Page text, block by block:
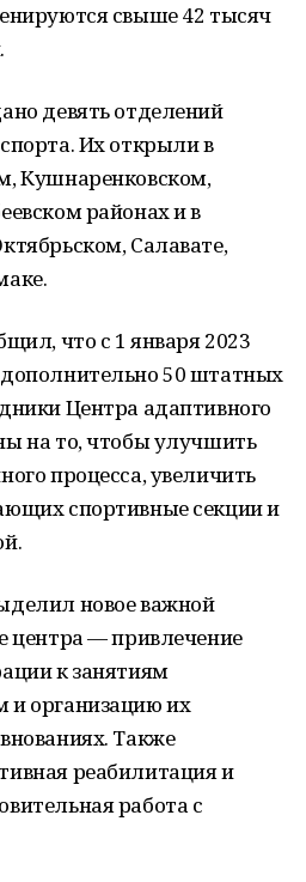
свыше 42 тысяч
девять отделений
Их открыли в
Кушнаренковском,
районах и в
Салавате,
что с 1 января 2023
50 штатных
Центра адаптивного
на то, чтобы улучшить
процесса, увеличить
спортивные секции и
новое важной
центра — привлечение
к занятиям
организацию их
Также
реабилитация и
работа с